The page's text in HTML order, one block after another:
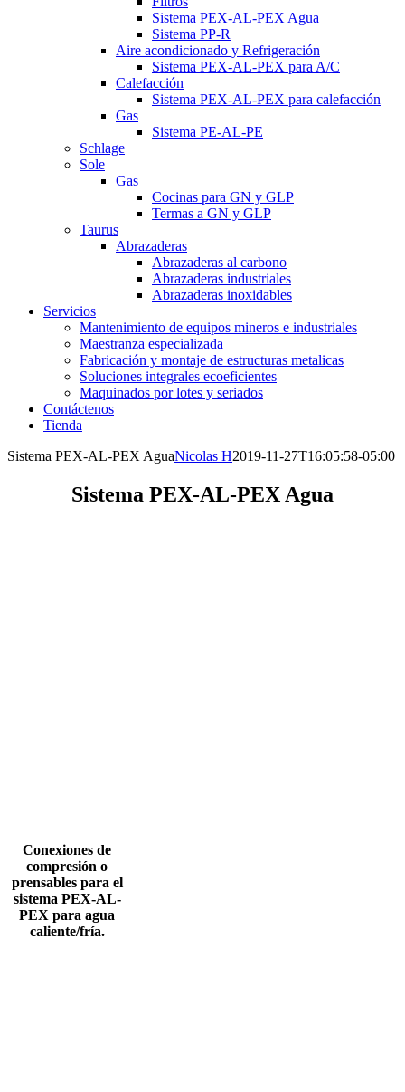
Sistema PEX-AL-PEX Agua
Sistema PP-R
Aire acondicionado y Refrigeración
Sistema PEX-AL-PEX para A/C
Calefacción
Sistema PEX-AL-PEX para calefacción
Gas
Sistema PE-AL-PE
Schlage
Sole
Gas
Cocinas para GN y GLP
Termas a GN y GLP
Taurus
Abrazaderas
Abrazaderas al carbono
Abrazaderas industriales
Abrazaderas inoxidables
Servicios
Mantenimiento de equipos mineros e industriales
Maestranza especializada
Fabricación y montaje de estructuras metalicas
Soluciones integrales ecoeficientes
Maquinados por lotes y seriados
Contáctenos
Tienda
Sistema PEX-AL-PEX AguaNicolas H2019-11-27T16:05:58-05:00
Sistema PEX-AL-PEX Agua
Conexiones de
compresión o
prensables para el
sistema PEX-AL-
PEX para agua
caliente/fría.